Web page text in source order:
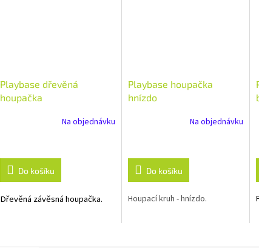
Playbase dřevěná
houpačka
Na objednávku
Do košíku
Dřevěná závěsná houpačka.
Playbase houpačka
hnízdo
Na objednávku
Do košíku
Houpací kruh - hnízdo.